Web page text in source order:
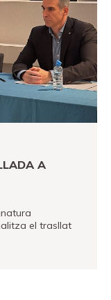
A
el trasllat